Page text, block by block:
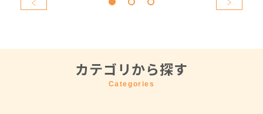
カテゴリから探す
Categories